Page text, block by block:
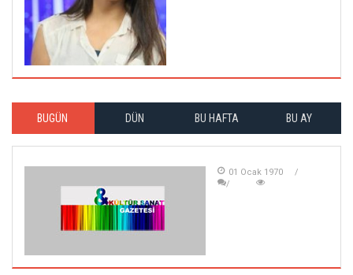
BUGÜN DÜN BU HAFTA BU AY
01 Ocak 1970